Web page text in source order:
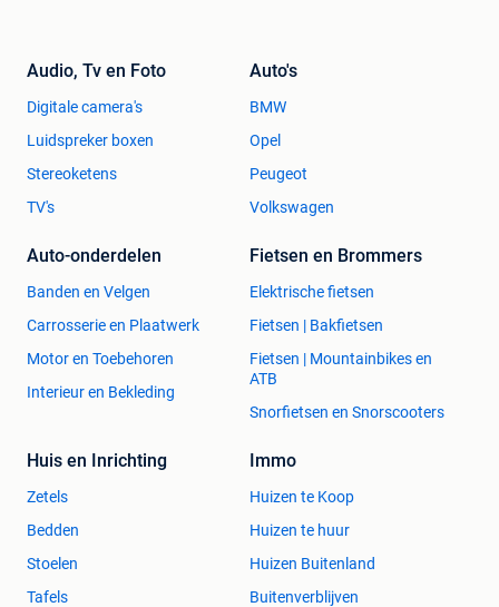
Audio, Tv en Foto
Digitale camera's
Luidspreker boxen
Stereoketens
TV's
Auto's
BMW
Opel
Peugeot
Volkswagen
Auto-onderdelen
Banden en Velgen
Carrosserie en Plaatwerk
Motor en Toebehoren
Interieur en Bekleding
Fietsen en Brommers
Elektrische fietsen
Fietsen | Bakfietsen
Fietsen | Mountainbikes en
ATB
Snorfietsen en Snorscooters
Huis en Inrichting
Zetels
Bedden
Stoelen
Tafels
Immo
Huizen te Koop
Huizen te huur
Huizen Buitenland
Buitenverblijven